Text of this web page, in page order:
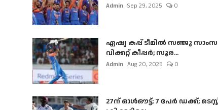
Admin Sep 29, 2025 0
ഏഷ്യ കപ്പ് ടീമിൽ സഞ്ജു
വിക്കറ്റ് കീപ്പർ; സൂര...
Admin Aug 20, 2025 0
27ന് ഓൾഔട്ട്; 7 പേർ ഡക്ക്;